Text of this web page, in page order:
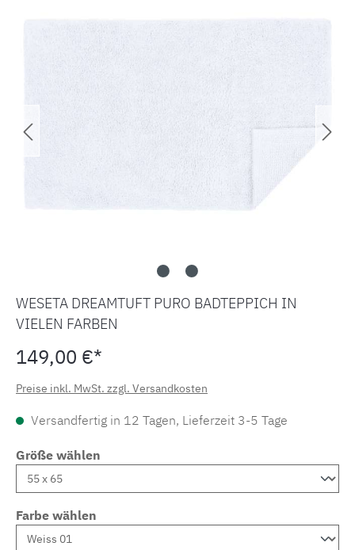
WESETA DREAMTUFT PURO BADTEPPICH IN
VIELEN FARBEN
149,00 €*
Preise inkl. MwSt. zzgl. Versandkosten
Versandfertig in 12 Tagen, Lieferzeit 3-5 Tage
Größe wählen
Farbe wählen